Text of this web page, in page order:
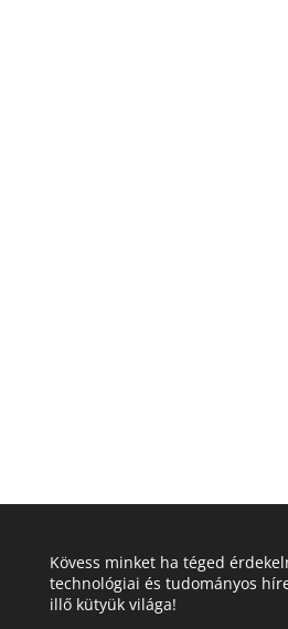
Kövess minket ha téged
technológiai és tudományos
illő kütyük világa!